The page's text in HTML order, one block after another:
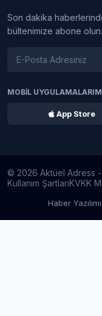
Son dakika
bültenimize abone olun.
MOBİL
App Store
© 2026 Aktüel Adress -
Kullanım ŞartlarıKVKK
Haber